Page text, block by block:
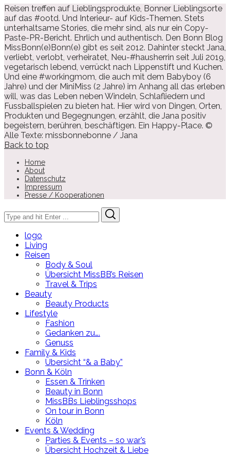
Reisen treffen auf Lieblingsprodukte, Bonner Lieblingsorte
auf das #ootd. Und Interieur- auf Kids-Themen. Stets
unterhaltsame Stories, die mehr sind, als nur ein Copy-
Paste-PR-Bericht. Ehrlich und authentisch. Den Bonn Blog
MissBonn(e)Bonn(e) gibt es seit 2012. Dahinter steckt Jana,
verliebt, verlobt, verheiratet, Neu-#hausherrin seit Juli 2019,
vegetarisch lebend, verrückt nach Lippenstift und Kuchen.
Und eine #workingmom, die auch mit dem Babyboy (6
Jahre) und der MiniMiss (2 Jahre) im Anhang all das erleben
will, was das Leben neben Windeln, Schlafliedern und
Fussballspielen zu bieten hat. Hier wird von Dingen, Orten,
Produkten und Begegnungen, erzählt, die Jana positiv
begeistern, berühren, beschäftigen. Ein Happy-Place. ©
Alle Texte: missbonnebonne / Jana
Back to top
Home
About
Datenschutz
Impressum
Presse / Kooperationen
Search
for:
logo
Living
Reisen
Body & Soul
Übersicht MissBB’s Reisen
Travel & Trips
Beauty
Beauty Products
Lifestyle
Fashion
Gedanken zu….
Genuss
Family & Kids
Übersicht “& a Baby”
Bonn & Köln
Essen & Trinken
Beauty in Bonn
MissBBs Lieblingsshops
On tour in Bonn
Köln
Events & Wedding
Parties & Events – so war’s
Übersicht Hochzeit & Liebe